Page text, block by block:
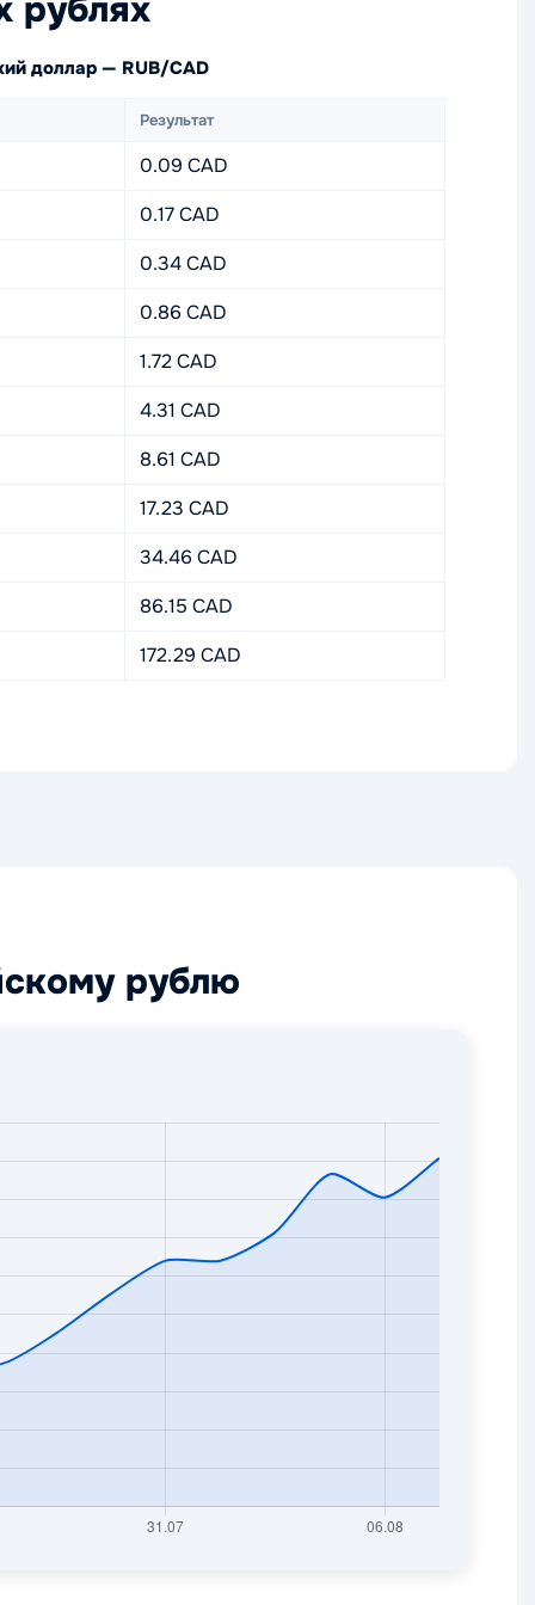
доллар — RUB/CAD
Результат
0.09 CAD
0.17 CAD
0.34 CAD
0.86 CAD
1.72 CAD
4.31 CAD
8.61 CAD
17.23 CAD
34.46 CAD
86.15 CAD
172.29 CAD
рублю